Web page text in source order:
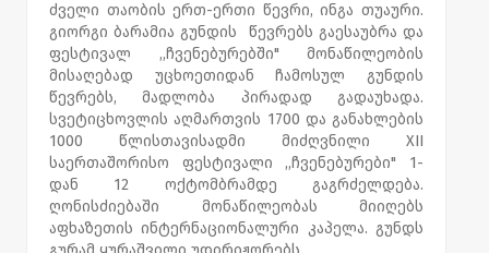
ძველი თაობის ერთ-ერთი წევრი, ინგა თუაური.
გიორგი ბარამია გუნდის წევრებს გაესაუბრა და
ფესტივალ ,,ჩვენებურებში" მონაწილეობის
მისაღებად უცხოეთიდან ჩამოსულ გუნდის
წევრებს, მადლობა პირადად გადაუხადა.
სვეტიცხოვლის აღმართვის 1700 და განახლების
1000 წლისთავისადმი მიძღვნილი XII
საერთაშორისო ფესტივალი ,,ჩვენებურები" 1-
დან 12 ოქტომბრამდე გაგრძელდება.
ღონისძიებაში მონაწილეობას მიიღებს
აფხაზეთის ინტერნაციონალური კაპელა. გუნდს